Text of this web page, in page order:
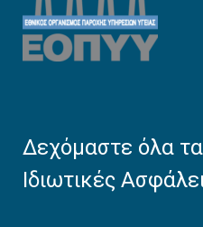
Δεχόμαστε όλα
Ιδιωτικές